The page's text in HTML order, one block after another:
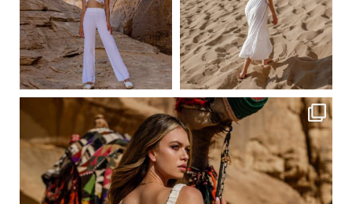
Сер 23 Сер 23
ebutikpl